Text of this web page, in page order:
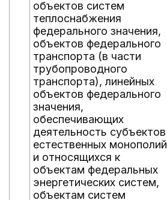
объектов систем
теплоснабжения
федерального значения,
объектов федерального
транспорта (в части
трубопроводного
транспорта), линейных
объектов федерального
значения,
обеспечивающих
деятельность субъектов
естественных монополий
и относящихся к
объектам федеральных
энергетических систем,
объектам систем